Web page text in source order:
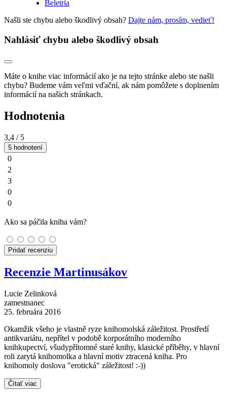
Beletria
Našli ste chybu alebo škodlivý obsah? Dajte nám, prosím, vedieť!
Nahlásiť chybu alebo škodlivý obsah
Máte o knihe viac informácií ako je na tejto stránke alebo ste našli
chybu? Budeme vám veľmi vďační, ak nám pomôžete s doplnením
informácií na našich stránkach.
Hodnotenia
3,4 / 5
5 hodnotení
0
2
3
0
0
Ako sa páčila kniha vám?
Pridať recenziu
Recenzie Martinusákov
Lucie Zelinková
zamestnanec
25. februára 2016
Okamžik všeho je vlastně ryze knihomolská záležitost. Prostředí
antikvariátu, nepřítel v podobě korporátního moderního
knihkupectví, všudypřítomné staré knihy, klasické příběhy, v hlavní
roli zarytá knihomolka a hlavní motiv ztracená kniha. Pro
knihomoly doslova "erotická" záležitost! :-))
Čítať viac